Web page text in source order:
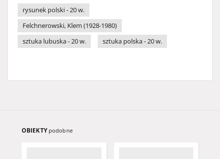
rysunek polski - 20 w.
Felchnerowski, Klem (1928-1980)
sztuka lubuska - 20 w.
sztuka polska - 20 w.
OBIEKTY podobne